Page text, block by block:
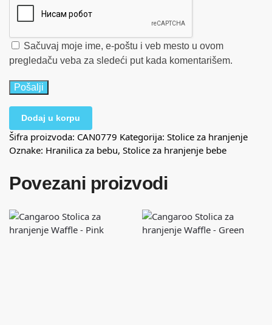
Sačuvaj moje ime, e-poštu i veb mesto u ovom
pregledaču veba za sledeći put kada komentarišem.
Dodaj u korpu
Šifra proizvoda: CAN0779 Kategorija: Stolice za hranjenje
Oznake: Hranilica za bebu, Stolice za hranjenje bebe
Povezani proizvodi